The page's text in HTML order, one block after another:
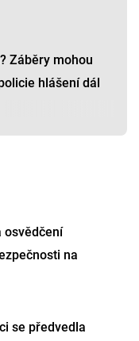
Záběry mohou
hlášení dál
osvědčení
na
se předvedla